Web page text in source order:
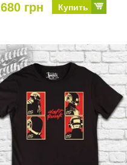
680 грн Купить